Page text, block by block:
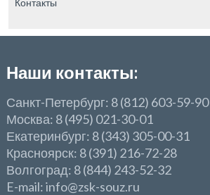
Наши контакты:
Санкт-Петербург: 8 (812) 603-59-90
Москва: 8 (495) 021-30-01
Екатеринбург: 8 (343) 305-00-31
Красноярск: 8 (391) 216-72-28
Волгоград: 8 (844) 243-52-32
E-mail: info@zsk-souz.ru